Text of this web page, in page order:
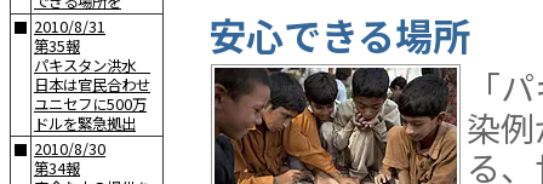
■ 2010/8/31
第35報
パキスタン洪水
日本は官民合わせ
ユニセフに500万
ドルを緊急拠出
■ 2010/8/30
第34報
安心できる場所
「
染
る